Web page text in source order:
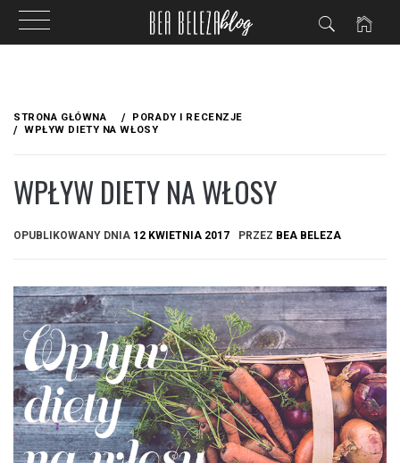
treści
STRONA GŁÓWNA
PORADY I RECENZJE
WPŁYW DIETY NA WŁOSY
WPŁYW DIETY NA WŁOSY
OPUBLIKOWANY DNIA 12 KWIETNIA 2017 PRZEZ BEA BELEZA